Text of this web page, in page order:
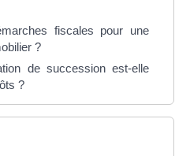
fiscales pour une
?
de succession est-elle
?